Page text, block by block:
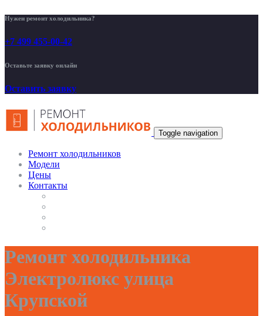
Нужен ремонт холодильника?
+7 499 455-00-42
Оставьте заявку онлайн
Оставить заявку
Toggle navigation
Ремонт холодильников
Модели
Цены
Контакты
Ремонт холодильника
Электролюкс улица
Крупской